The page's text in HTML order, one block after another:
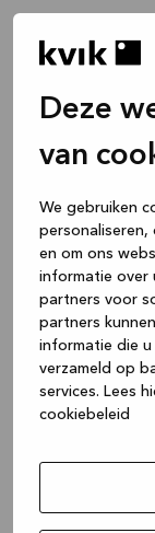
Deze
van
We gebruiken
personaliseren,
en om ons
informatie over
partners voor
partners
informatie die
verzameld op
services. Lees
cookiebeleid